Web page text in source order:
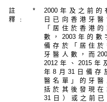
註
釋﹕
* 2000年及之前的
日已向香港牙
「居住於香港
數， 2003年的數
備存於「居住
牙醫人數，而
201 2年、 201 5年
年8月 31日備存
醫名單」的牙醫
括於其後發現
31日）或之前已